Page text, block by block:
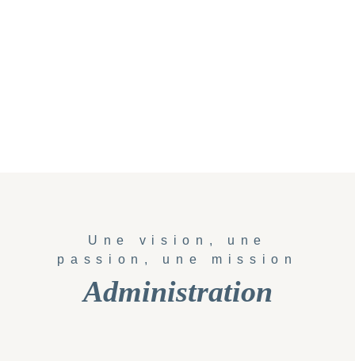
Une vision, une
passion, une mission
Administration